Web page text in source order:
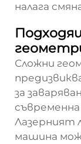
налага
Сложни
за
Лазерният
машина